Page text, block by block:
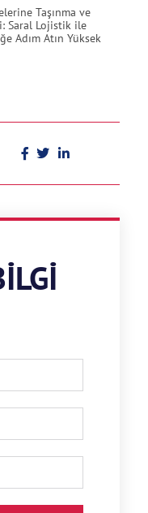
Taşınma ve
Saral Lojistik ile
Adım Atın Yüksek